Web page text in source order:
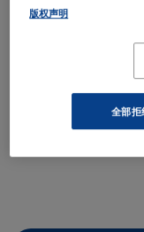
KARL STORZ
8‑9 Jeonui‑ro,
版权声明
全部拒